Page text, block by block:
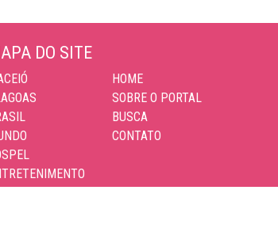
DO SITE
HOME
SOBRE O PORTAL
BUSCA
CONTATO